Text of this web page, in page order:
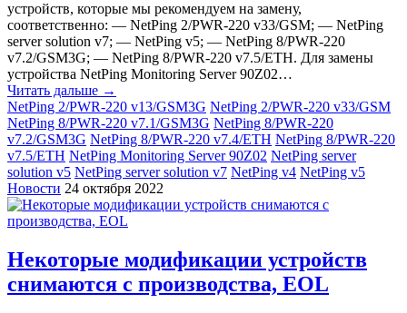
устройств, которые мы рекомендуем на замену,
соответственно: — NetPing 2/PWR-220 v33/GSM; — NetPing
server solution v7; — NetPing v5; — NetPing 8/PWR-220
v7.2/GSM3G; — NetPing 8/PWR-220 v7.5/ETH. Для замены
устройства NetPing Monitoring Server 90Z02…
Читать дальше →
NetPing 2/PWR-220 v13/GSM3G NetPing 2/PWR-220 v33/GSM
NetPing 8/PWR-220 v7.1/GSM3G NetPing 8/PWR-220
v7.2/GSM3G NetPing 8/PWR-220 v7.4/ETH NetPing 8/PWR-220
v7.5/ETH NetPing Monitoring Server 90Z02 NetPing server
solution v5 NetPing server solution v7 NetPing v4 NetPing v5
Новости 24 октября 2022
Некоторые модификации устройств
снимаются с производства, EOL